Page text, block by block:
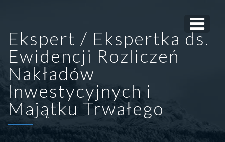
Ekspert / Ekspertka ds.
Ewidencji Rozliczeń
Nakładów
Inwestycyjnych i
Majątku Trwałego